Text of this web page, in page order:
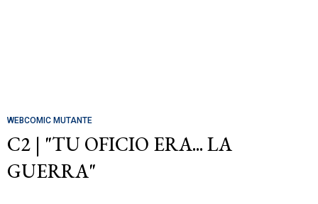
WEBCOMIC MUTANTE
C2 | "TU OFICIO ERA... LA
GUERRA"